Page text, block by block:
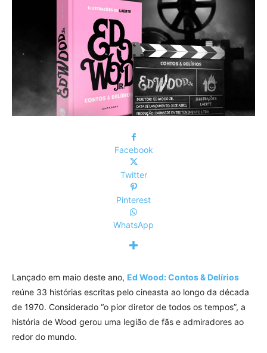
Facebook
Twitter
Pinterest
WhatsApp
Lançado em maio deste ano, Ed Wood: Contos & Delírios
reúne 33 histórias escritas pelo cineasta ao longo da década
de 1970. Considerado “o pior diretor de todos os tempos”, a
história de Wood gerou uma legião de fãs e admiradores ao
redor do mundo.